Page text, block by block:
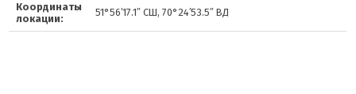
Координаты
локации:
51°56′17.1″ СШ, 70°24′53.5″ ВД